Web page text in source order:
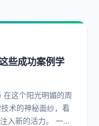
些成功案例学
术的神秘面纱，看
的活力。 一、